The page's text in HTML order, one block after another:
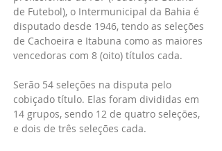
de Futebol), o Intermunicipal da Bahia é
disputado desde 1946, tendo as seleções
de Cachoeira e Itabuna como as maiores
vencedoras com 8 (oito) títulos cada.
Serão 54 seleções na disputa pelo
cobiçado título. Elas foram divididas em
14 grupos, sendo 12 de quatro seleções,
e dois de três seleções cada.